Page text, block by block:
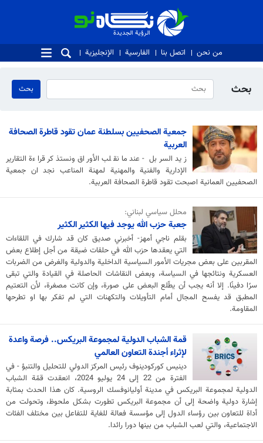
الرؤية الجديدة
الرؤية الجديدة
من نحن اتصل بنا الفارسية الإنجليزية
بحث
جمعية الصحفيين بسلطنة عمان تقود قاطرة الصحافة
العربية
زيد السربل - عندما نقلب الأوراق ونستذكر قراءة التقارير
الإدارية والفنية والمهنية لمهنة المناعب نجد ان جمعية
الصحفيين العمانية اصبحت تقود قاطرة الصحافة العربية.
محلل سياسي لبناني:
جعبة حزب الله يوجد فيها الكثير الكثير
بقلم ناجي أمهز- أخبرني صديق كان قد شارك في اللقاءات
التي يعقدها حزب الله في حلقات ضيقة من أجل إطلاع بعض
المقربين على بعض مجريات الأمور السياسية الداخلية والدولية والغرض من الضربات
العسكرية ونتائجها في السياسة، وبعض النقاشات الحاصلة في القيادة والتي تبقى
سرًا دفينًا. إلا أنه يجب أن يطّلع البعض على صورة، وإن كانت مصغرة، لأن التعتيم
المطبق قد يفسح المجال أمام التأويلات والتكهنات التي لم تفكر بها او تطرحها
المقاومة.
قمة الشباب الدولية لمجموعة البريكس.. فرصة واعدة
لإثراء أجندة التعاون العالمي
دينيس كوركودينوف رئيس المركز الدولي للتحليل والتنبؤ - في
الفترة من 22 إلى 24 يوليو 2024، انعقدت قمّة الشباب
الدولية لمجموعة البريكس في مدينة أوليانوفسك الروسية. كان هذا الحدث بمثابة
إشارة دولية واضحة إلى أن مجموعة البريكس تطورت بشكل ملحوظ، وتحولت من
أداة للتعاون بين رؤساء الدول إلى مؤسسة فعالة للغاية للتفاعل بين مختلف الفئات
الاجتماعية، والتي لعب الشباب من بينها دورا رائدا.